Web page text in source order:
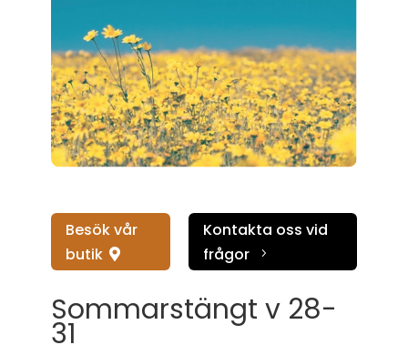
Besök vår
butik 
Kontakta oss vid
frågor
5
Sommarstängt v 28-
31